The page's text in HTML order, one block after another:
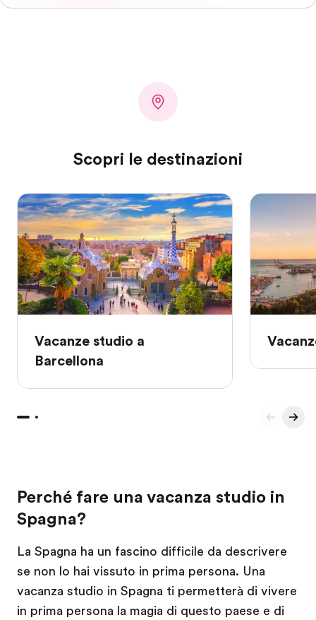
Scopri le destinazioni
Vacanze studio a
Barcellona
Perché fare una vacanza studio in
Spagna?
La Spagna ha un fascino difficile da descrivere
se non lo hai vissuto in prima persona. Una
vacanza studio in Spagna ti permetterà di vivere
in prima persona la magia di questo paese e di